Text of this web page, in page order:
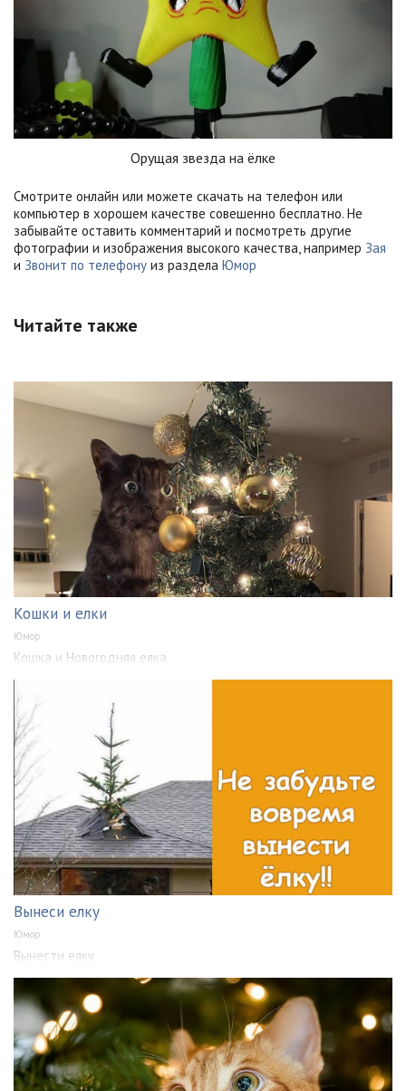
Орущая звезда на ёлке
Смотрите онлайн или можете скачать на телефон или
компьютер в хорошем качестве совешенно бесплатно. Не
забывайте оставить комментарий и посмотреть другие
фотографии и изображения высокого качества, например Зая
и Звонит по телефону из раздела Юмор
Читайте также
Кошки и елки
Юмор
Кошка и Новогодняя елка
Вынеси елку
Юмор
Вынести елку